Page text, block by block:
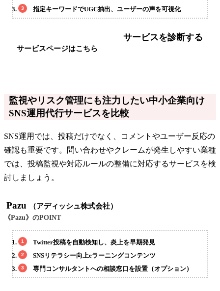
指定キーワードでUGC抽出、ユーザーの声を可視化
サービスページはこちら
サービスを診断する
監視やリスク管理にも注力したい中小企業向け
SNS運用代行サービスを比較
SNS運用では、投稿だけでなく、コメントやユーザー反応の
確認も重要です。問い合わせやクレームが発生しやすい業種
では、投稿監視や対応ルールの整備に対応するサービスを検
討しましょう。
Pazu （アディッシュ株式会社）
《Pazu》のPOINT
Twitter投稿を自動検知し、炎上を早期発見
SNSリテラシー向上eラーニングコンテンツ
専門コンサルタントへの相談窓口を設置（オプション）